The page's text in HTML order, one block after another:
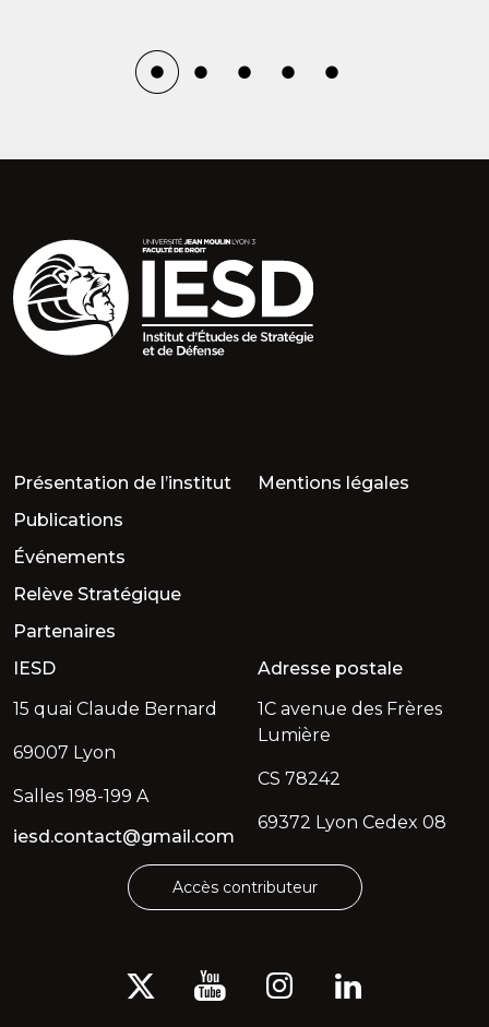
Présentation de l’institut
Publications
Événements
Relève Stratégique
Partenaires
Mentions légales
IESD
15 quai Claude Bernard
69007 Lyon
Salles 198-199 A
iesd.contact@gmail.com
Adresse postale
1C avenue des Frères
Lumière
CS 78242
69372 Lyon Cedex 08
Accès contributeur